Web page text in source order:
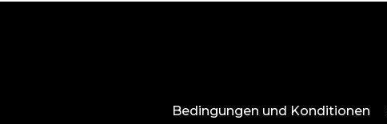
Bedingungen und Konditionen